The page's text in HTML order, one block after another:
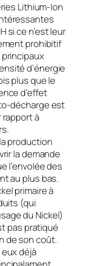
Lithium-Ion
si ce n’est leur
prohibitif
principaux
d’énergie
plus que le
d’effet
décharge est
à
production
la demande
l’envolée des
au plus bas.
primaire à
(qui
du Nickel)
pas pratiqué
de son coût.
déjà